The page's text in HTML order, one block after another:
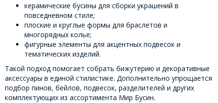
керамические бусины для сборки украшений в
повседневном стиле;
плоские и круглые формы для браслетов и
многорядных колье;
фигурные элементы для акцентных подвесок и
тематических изделий.
Такой подход помогает собрать бижутерию и декоративные
аксессуары в единой стилистике. Дополнительно упрощается
подбор пинов, бейлов, подвесок, разделителей и других
комплектующих из ассортимента Мир Бусин.